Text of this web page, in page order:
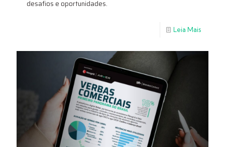
desafios e oportunidades.
Leia Mais